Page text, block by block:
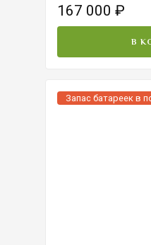
167 000 ₽
В
Запас батареек в